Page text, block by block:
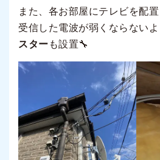
また、各お部屋にテレビを配
受信した電波が弱くならない
スター も設置🔧